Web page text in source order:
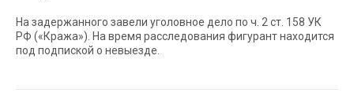
На задержанного завели уголовное дело по ч. 2 ст. 158 УК
РФ («Кража»). На время расследования фигурант находится
под подпиской о невыезде.